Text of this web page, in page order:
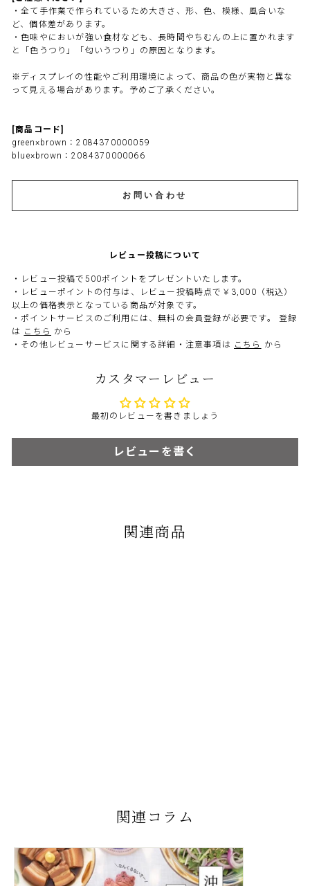
・全て手作業で作られているため大きさ、形、色、模様、風合いな
ど、個体差があります。
・色味やにおいが強い食材なども、長時間やちむんの上に置かれます
と「色うつり」「匂いうつり」の原因となります。
※ディスプレイの性能やご利用環境によって、商品の色が実物と異な
って見える場合があります。予めご了承ください。
[商品コード]
green×brown：2084370000059
blue×brown：2084370000066
お問い合わせ
レビュー投稿について
・レビュー投稿で500ポイントをプレゼントいたします。
・レビューポイントの付与は、レビュー投稿時点で￥3,000（税込）
以上の価格表示となっている商品が対象です。
・ポイントサービスのご利用には、無料の会員登録が必要です。 登録
は こちら から
・その他レビューサービスに関する詳細・注意事項は こちら から
カスタマーレビュー
最初のレビューを書きましょう
レビューを書く
関連商品
関連コラム